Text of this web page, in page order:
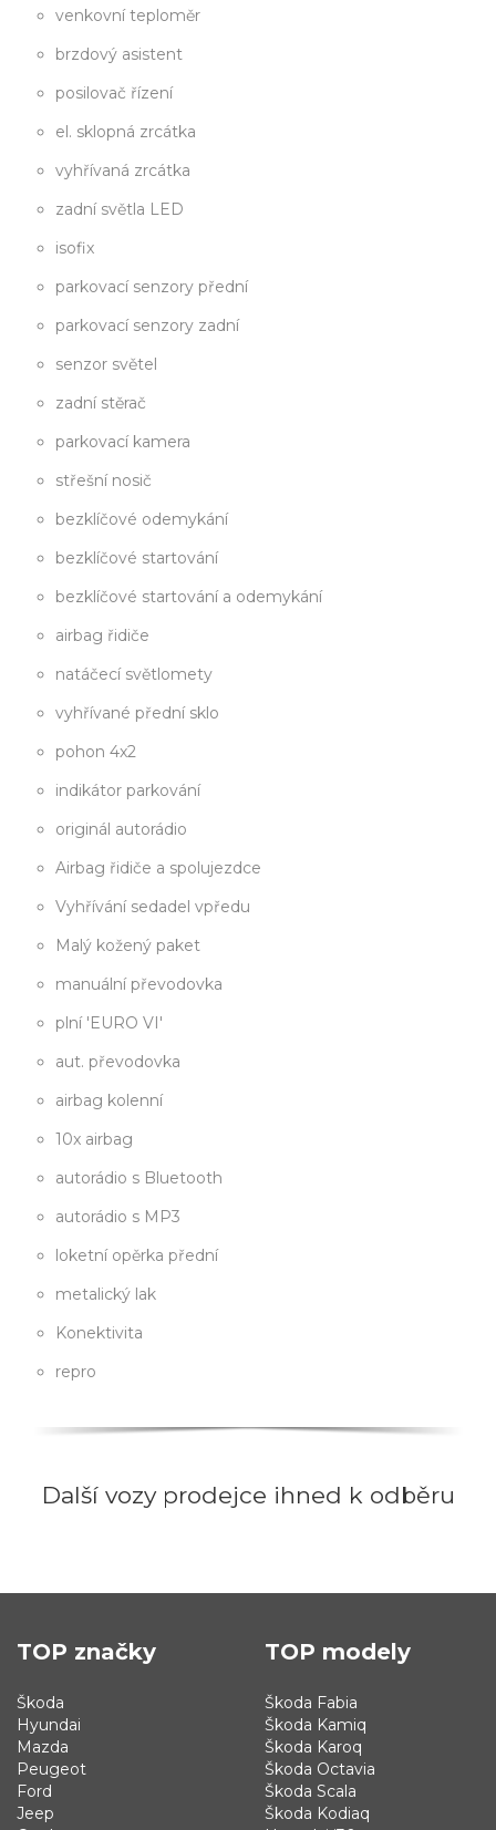
venkovní teploměr
brzdový asistent
posilovač řízení
el. sklopná zrcátka
vyhřívaná zrcátka
zadní světla LED
isofix
parkovací senzory přední
parkovací senzory zadní
senzor světel
zadní stěrač
parkovací kamera
střešní nosič
bezklíčové odemykání
bezklíčové startování
bezklíčové startování a odemykání
airbag řidiče
natáčecí světlomety
vyhřívané přední sklo
pohon 4x2
indikátor parkování
originál autorádio
Airbag řidiče a spolujezdce
Vyhřívání sedadel vpředu
Malý kožený paket
manuální převodovka
plní 'EURO VI'
aut. převodovka
airbag kolenní
10x airbag
autorádio s Bluetooth
autorádio s MP3
loketní opěrka přední
metalický lak
Konektivita
repro
Další vozy prodejce ihned k odběru
TOP značky
Škoda
Hyundai
Mazda
Peugeot
Ford
Jeep
TOP modely
Škoda Fabia
Škoda Kamiq
Škoda Karoq
Škoda Octavia
Škoda Scala
Škoda Kodiaq